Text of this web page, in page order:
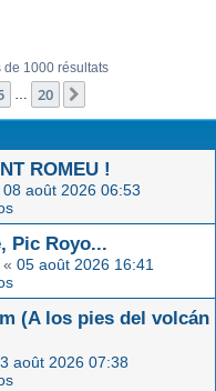
de 1000 résultats
… 20
ROMEU !
08 août 2026 06:53
Pic Royo...
« 05 août 2026 16:41
(A los pies del volcán
août 2026 07:38